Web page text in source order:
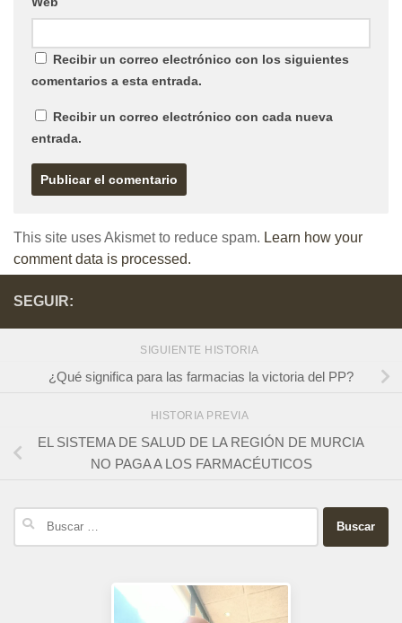
Recibir un correo electrónico con los siguientes
comentarios a esta entrada.
Recibir un correo electrónico con cada nueva
entrada.
This site uses Akismet to reduce spam. Learn how your
comment data is processed.
SEGUIR:
SIGUIENTE HISTORIA
¿Qué significa para las farmacias la victoria del PP?
HISTORIA PREVIA
EL SISTEMA DE SALUD DE LA REGIÓN DE MURCIA
NO PAGA A LOS FARMACÉUTICOS
Buscar: